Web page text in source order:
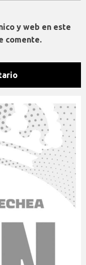
y web en este
comente.